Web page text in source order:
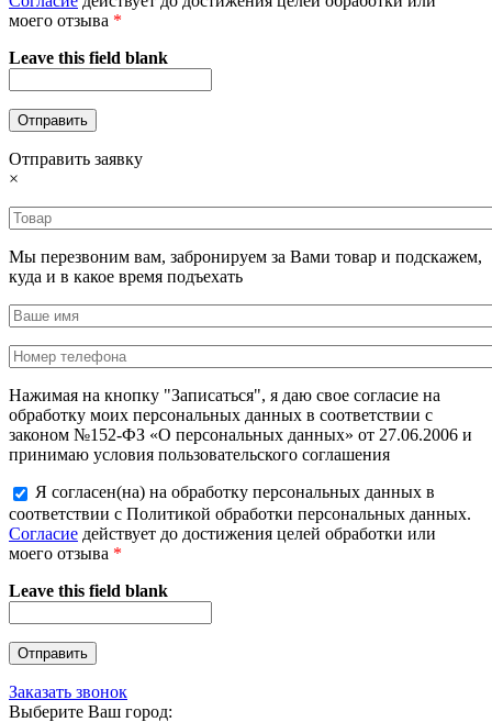
моего отзыва *
Leave this field blank
Отправить заявку
×
Мы перезвоним вам, забронируем за Вами товар и подскажем,
куда и в какое время подъехать
Нажимая на кнопку "Записаться", я даю свое согласие на
обработку моих персональных данных в соответствии с
законом №152-ФЗ «О персональных данных» от 27.06.2006 и
принимаю условия пользовательского соглашения
Я согласен(на) на обработку персональных данных в
соответствии с Политикой обработки персональных данных.
Согласие действует до достижения целей обработки или
моего отзыва *
Leave this field blank
Заказать звонок
Выберите Ваш город: